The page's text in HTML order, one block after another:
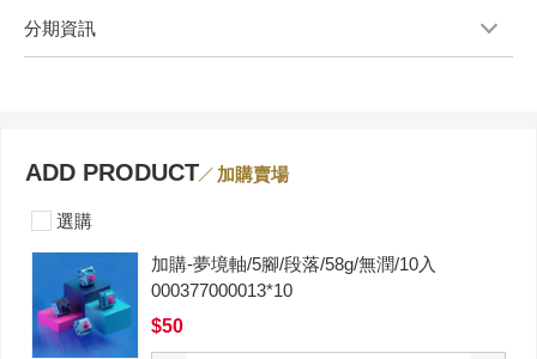
分期資訊
ADD PRODUCT 加購賣場
選購
加購-夢境軸/5腳/段落/58g/無潤/10入
000377000013*10
$50